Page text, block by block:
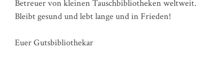
Betreuer von kleinen Tauschbibliotheken weltweit.
Bleibt gesund und lebt lange und in Frieden!
Euer Gutsbibliothekar